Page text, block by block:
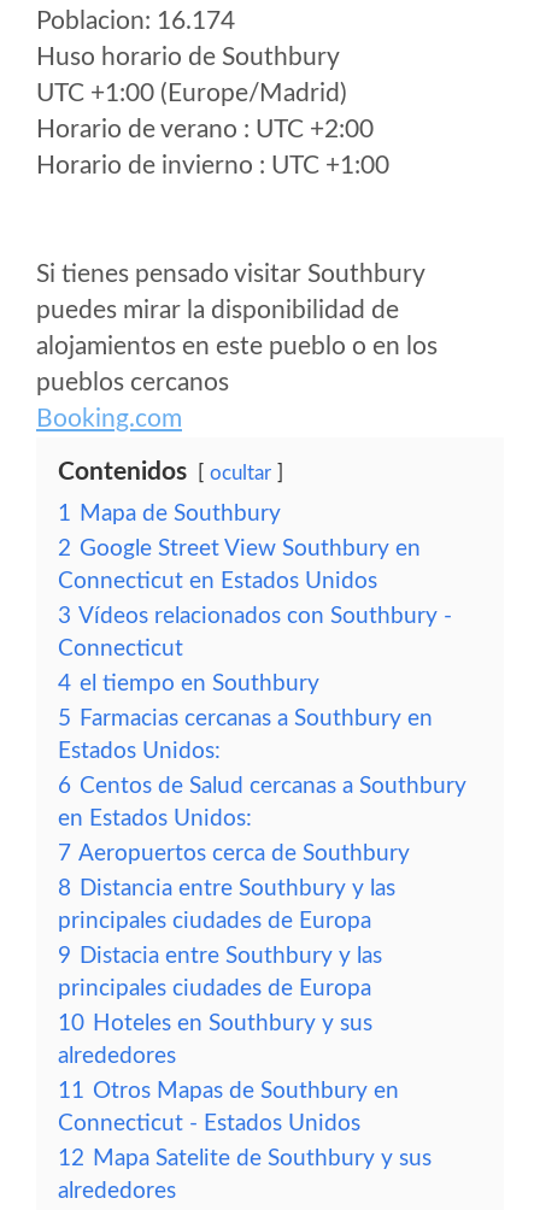
Poblacion: 16.174
Huso horario de Southbury
UTC +1:00 (Europe/Madrid)
Horario de verano : UTC +2:00
Horario de invierno : UTC +1:00
Si tienes pensado visitar Southbury
puedes mirar la disponibilidad de
alojamientos en este pueblo o en los
pueblos cercanos
Booking.com
Contenidos ocultar
1 Mapa de Southbury
2 Google Street View Southbury en
Connecticut en Estados Unidos
3 Vídeos relacionados con Southbury -
Connecticut
4 el tiempo en Southbury
5 Farmacias cercanas a Southbury en
Estados Unidos:
6 Centos de Salud cercanas a Southbury
en Estados Unidos:
7 Aeropuertos cerca de Southbury
8 Distancia entre Southbury y las
principales ciudades de Europa
9 Distacia entre Southbury y las
principales ciudades de Europa
10 Hoteles en Southbury y sus
alrededores
11 Otros Mapas de Southbury en
Connecticut - Estados Unidos
12 Mapa Satelite de Southbury y sus
alrededores